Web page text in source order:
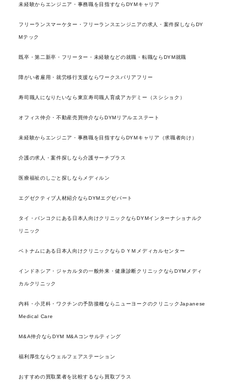
未経験からエンジニア・事務職を目指すならDYMキャリア
フリーランスマーケター・フリーランスエンジニアの求人・案件探しならDY
Mテック
既卒・第二新卒・フリーター・未経験などの就職・転職ならDYM就職
障がい者雇用・就労移行支援ならワークスバリアフリー
寿司職人になりたいなら東京寿司職人育成アカデミー（スシショク）
オフィス仲介・不動産売買仲介ならDYMリアルエステート
未経験からエンジニア・事務職を目指すならDYMキャリア（求職者向け）
介護の求人・案件探しなら介護サーチプラス
医療福祉のしごと探しならメディルン
エグゼクティブ人材紹介ならDYMエグゼパート
タイ・バンコクにある日本人向けクリニックならDYMインターナショナルク
リニック
ベトナムにある日本人向けクリニックならＤＹＭメディカルセンター
インドネシア・ジャカルタの一般外来・健康診断クリニックならDYMメディ
カルクリニック
内科・小児科・ワクチンの予防接種ならニューヨークのクリニックJapanese
Medical Care
M&A仲介ならDYM M&Aコンサルティング
福利厚生ならウェルフェアステーション
おすすめの買取業者を比較するなら買取プラス